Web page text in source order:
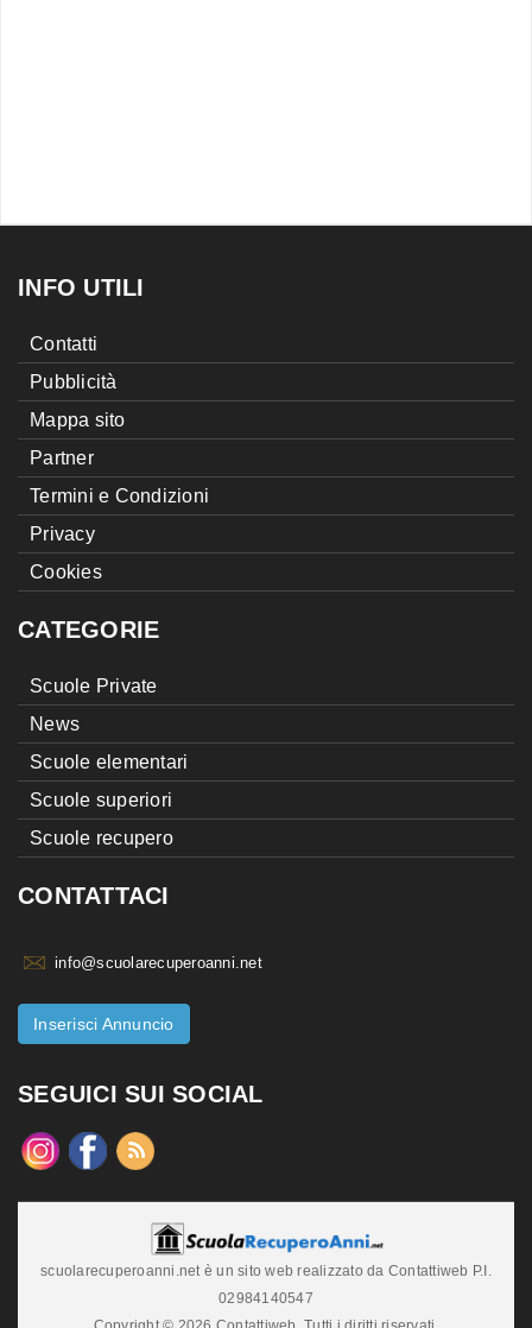
INFO UTILI
Contatti
Pubblicità
Mappa sito
Partner
Termini e Condizioni
Privacy
Cookies
CATEGORIE
Scuole Private
News
Scuole elementari
Scuole superiori
Scuole recupero
CONTATTACI
info@scuolarecuperoanni.net
Inserisci Annuncio
SEGUICI SUI SOCIAL
scuolarecuperoanni.net è un sito web realizzato da Contattiweb P.I.
02984140547